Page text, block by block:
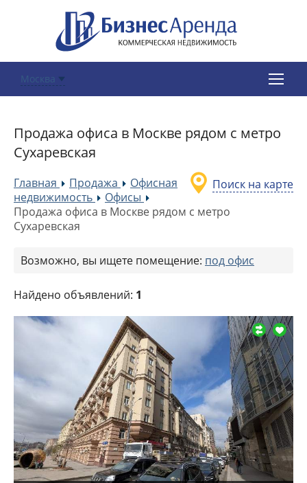
Москва
Продажа офиса в Москве рядом с метро
Сухаревская
Поиск на карте
Главная »Продажа »Офисная
недвижимость
»Офисы
Продажа офиса в Москве рядом с метро
Сухаревская
Возможно, вы ищете помещение: под офис
Найдено объявлений: 1